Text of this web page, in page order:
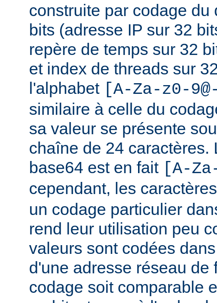
construite par codage du
bits (adresse IP sur 32
repère de temps sur 32
et index de threads sur
l'alphabet [A-Za-z0-
similaire à celle du
sa valeur se présente
chaîne de 24 caractères.
base64 est en fait [A-
cependant, les
un codage particulier
rend leur utilisation peu
valeurs sont codées
d'une adresse réseau de
codage soit comparable